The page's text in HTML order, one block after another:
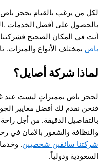
لكل من يرغب بالقيام بحجز
بالحصول على أفضل الخدمات
أنت في المكان الصحيح
باص بمختلف الأنواع والميزات.
لماذا شركة أصايل؟
لحجز باص بمميزاتٍ ليست عند
فنحن نقدم لك أفضل معايير
بالتفاصيل الدقيقة. من أجل
والنظافة والشعور بالأمان في
شركتنا سائقين شخصيين.
السعودية ودولياً.